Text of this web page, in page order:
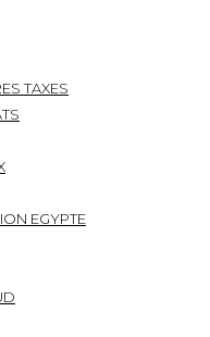
TAXES
EGYPTE